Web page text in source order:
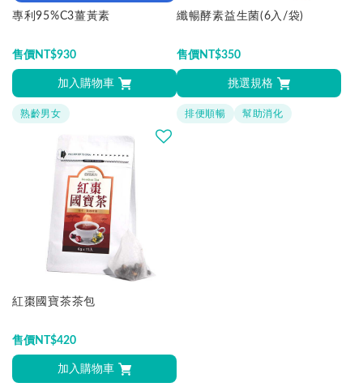
專利95%C3薑黃素
售價NT$930
加入購物車
熟齡男女
纖暢酵素益生菌(6入/袋)
售價NT$350
挑選規格
排便順暢 幫助消化
紅棗國寶茶茶包
售價NT$420
加入購物車